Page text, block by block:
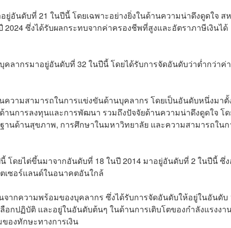
อันดับที่ 21 ในปีนี้ โดยเฉพาะอย่างยิ่งในด้านความน่าดึงดูดใจ ส
ซึ่งได้รับผลกระทบจากค่าครองชีพที่สูงและอัตราภาษีเงินได้
ลากรมาอยู่อันดับที่ 32 ในปีนี้ โดยได้รับการจัดอันดับว่าต่ำกว่าค่า
ความสามารถในการแข่งขันด้านบุคลากร โดยเป็นอันดับหนึ่งมาตั้
านการลงทุนและการพัฒนา รวมถึงปัจจัยด้านความน่าดึงดูดใจ โ
นด้านสุขภาพ, การศึกษาในมหาวิทยาลัย และความสามารถในก
โดยไต่ขึ้นมาจากอันดับที่ 18 ในปี 2014 มาอยู่อันดับที่ 2 ในปีนี้ ซึ่ง
เซอร์แลนด์ในอนาคตอันใกล้
จากความพร้อมของบุคลากร ซึ่งได้รับการจัดอันดับให้อยู่ในอันดับ
อกปฏิบัติ และอยู่ในอันดับต้นๆ ในด้านการเติบโตของกำลังแรงงา
องทักษะทางการเงิน